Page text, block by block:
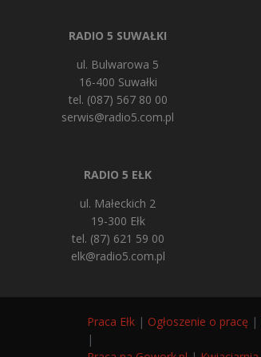
RADIO 5 SUWAŁKI
ul. Bulwarowa 5
16-400 Suwałki
tel. (087) 567 80 00
serwis@radio5.com.pl
RADIO 5 EŁK
ul. Małeckich 2
19-300 Ełk
tel. (87) 621 59 00
elk@radio5.com.pl
Praca Ełk | Ogłoszenie o pracę |
|